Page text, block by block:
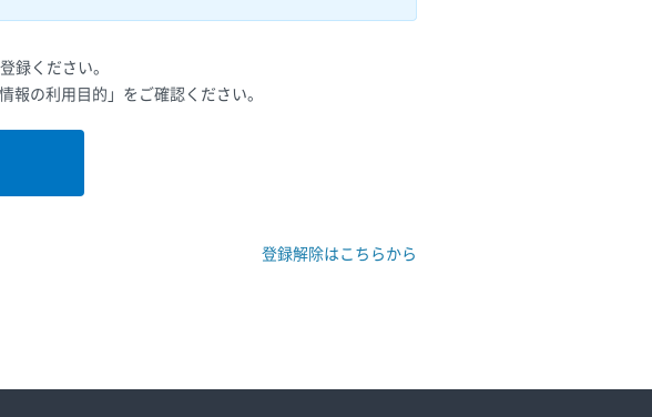
録ください。
の利用目的」をご確認ください。
登録解除はこちらから